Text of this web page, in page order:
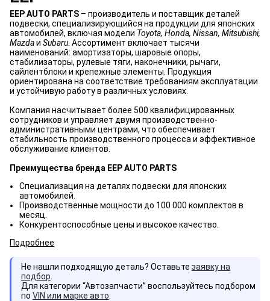
EEP AUTO PARTS – производитель и поставщик деталей
подвески, специализирующийся на продукции для японских
автомобилей, включая модели Toyota, Honda, Nissan, Mitsubishi,
Mazdaи Subaru . Ассортимент включает тысячи
наименований: амортизаторы, шаровые опоры,
стабилизаторы, рулевые тяги, наконечники, рычаги,
сайлентблоки и крепежные элементы. Продукция
ориентирована на соответствие требованиям эксплуатации
и устойчивую работу в различных условиях.
Компания насчитывает более 500 квалифицированных
сотрудников и управляет двумя производственно-
административными центрами, что обеспечивает
стабильность производственного процесса и эффективное
обслуживание клиентов.
Преимущества бренда EEP AUTO PARTS
Специализация на деталях подвески для японских
автомобилей.
Производственные мощности до 100 000 комплектов в
месяц.
Конкурентоспособные цены и высокое качество.
Подробнее
Не нашли подходящую деталь? Оставьте заявку на
подбор
Для категории “Автозапчасти” воспользуйтесь подбором
по VIN или марке авто